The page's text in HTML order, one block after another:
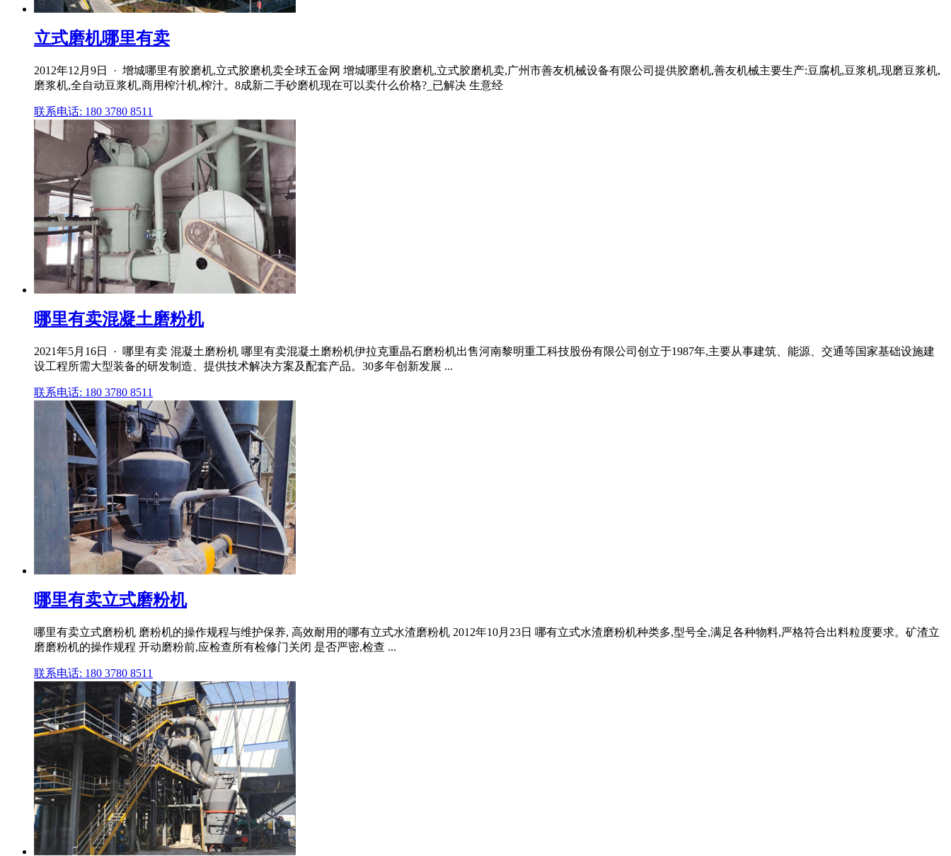
立式磨机哪里有卖
2012年12月9日 · 增城哪里有胶磨机,立式胶磨机卖全球五金网 增城哪里有胶磨机,立式胶磨机卖,广州市善友机械设备有限公司提供胶磨机,善友机械主要生产:豆腐机,豆浆机,现磨豆浆机,
磨浆机,全自动豆浆机,商用榨汁机,榨汁。8成新二手砂磨机现在可以卖什么价格?_已解决 生意经
联系电话: 180 3780 8511
哪里有卖混凝土磨粉机
2021年5月16日 · 哪里有卖 混凝土磨粉机 哪里有卖混凝土磨粉机伊拉克重晶石磨粉机出售河南黎明重工科技股份有限公司创立于1987年,主要从事建筑、能源、交通等国家基础设施建
设工程所需大型装备的研发制造、提供技术解决方案及配套产品。30多年创新发展 ...
联系电话: 180 3780 8511
哪里有卖立式磨粉机
哪里有卖立式磨粉机 磨粉机的操作规程与维护保养, 高效耐用的哪有立式水渣磨粉机 2012年10月23日 哪有立式水渣磨粉机种类多,型号全,满足各种物料,严格符合出料粒度要求。矿渣立
磨磨粉机的操作规程 开动磨粉前,应检查所有检修门关闭 是否严密,检查 ...
联系电话: 180 3780 8511